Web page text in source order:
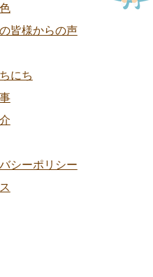
皆様からの声
にち
シーポリシー